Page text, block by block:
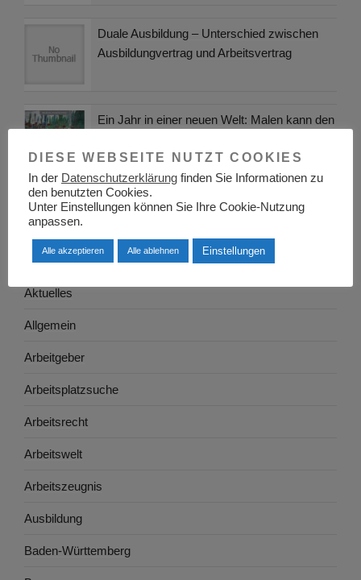
Duale Ausbildung – Unterschied zwischen
Ausbildungvertrag und Arbeitsvertrag
Ein Jahr in einer neuen Welt: Malen kann den
KATEGORIEN
Adressen
Aktuelles
Allgemein
Arbeitgeber
Arbeitsplatzsuche
Arbeitsrecht
Arbeitswelt
Arbeitszeugnis
Ausbildung
Baden-Württemberg
DIESE WEBSEITE NUTZT COOKIES
In der Datenschutzerklärung finden Sie Informationen zu
den benutzten Cookies.
Unter Einstellungen können Sie Ihre Cookie-Nutzung
anpassen.
Alle akzeptieren Alle ablehnen Einstellungen